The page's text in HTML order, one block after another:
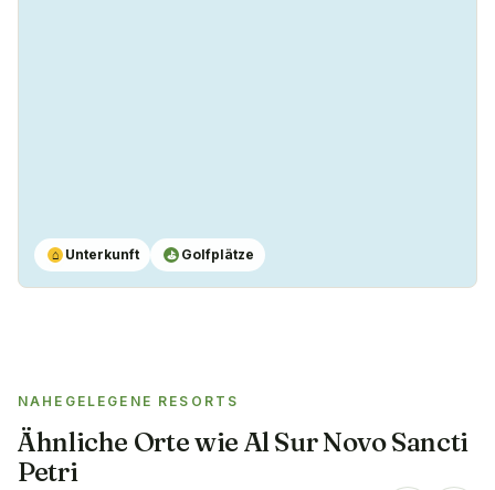
⌂ Unterkunft ⛳ Golfplätze
NAHEGELEGENE RESORTS
Ähnliche Orte wie Al Sur Novo Sancti
Petri